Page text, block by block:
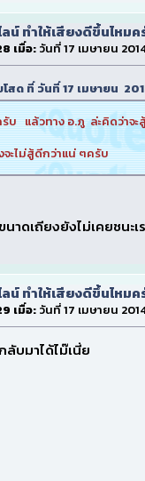
น์ ทำให้เสียงดีขึ้นไหมค
เมื่อ:วันที่ 17 เมษายน
โสด ที่ วันที่ 17 เมษายน
บ แล้วทาง อ.ภู ล่ะคิดว่าจ
ะไม่สู้ดีกว่าแน่ ๆครับ
ดเถียงยังไม่เคยชนะ
น์ ทำให้เสียงดีขึ้นไหมค
เมื่อ:วันที่ 17 เมษายน
ลับมาได้ไม๊เนี่ย